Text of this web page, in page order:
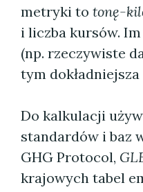
metryki to tonę-
i liczba kursów.
(np. rzeczywiste
tym
Do kalkulacji
standardów i baz
GHG Protocol,
krajowych tabel